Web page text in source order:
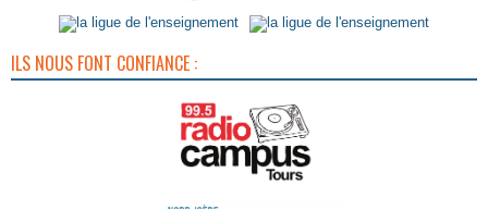
ILS NOUS FONT CONFIANCE :